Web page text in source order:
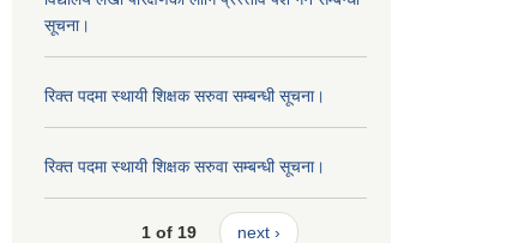
सूचना।
रिक्त पदमा स्थायी शिक्षक सरुवा सम्बन्धी सूचना।
रिक्त पदमा स्थायी शिक्षक सरुवा सम्बन्धी सूचना।
1 of 19 next ›